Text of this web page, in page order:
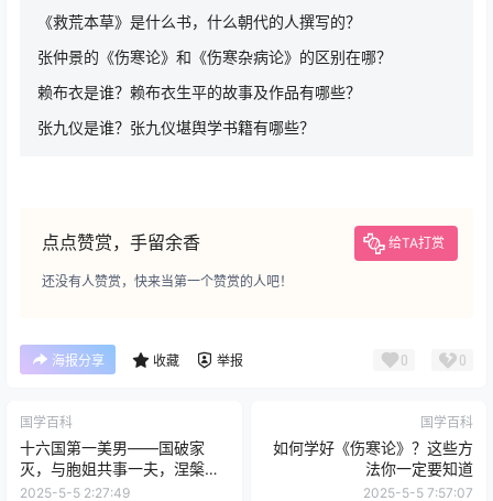
《救荒本草》是什么书，什么朝代的人撰写的？
张仲景的《伤寒论》和《伤寒杂病论》的区别在哪？
赖布衣是谁？赖布衣生平的故事及作品有哪些？
张九仪是谁？张九仪堪舆学书籍有哪些？
点点赞赏，手留余香 给TA打赏
还没有人赞赏，快来当第一个赞赏的人吧！
海报分享 收藏 举报 0 0
国学百科
十六国第一美男——国破家
灭，与胞姐共事一夫，涅槃重
生却又为部下所杀
2025-5-5 2:27:49
国学百科
如何学好《伤寒论》？这些方
法你一定要知道
2025-5-5 7:57:07